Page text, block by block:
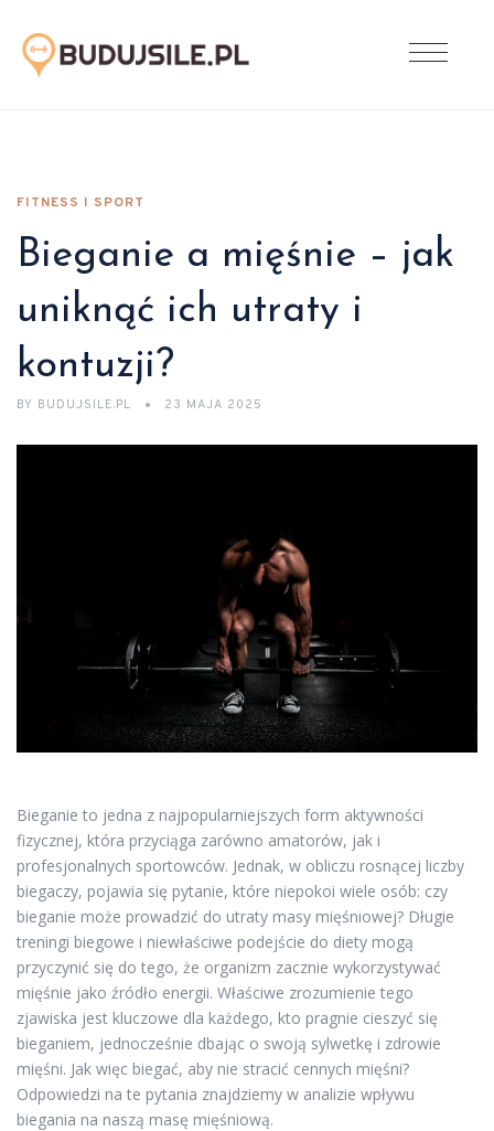
FITNESS I SPORT
Bieganie a mięśnie – jak
uniknąć ich utraty i
kontuzji?
BY BUDUJSILE.PL 23 MAJA 2025
Bieganie to jedna z najpopularniejszych form aktywności
fizycznej, która przyciąga zarówno amatorów, jak i
profesjonalnych sportowców. Jednak, w obliczu rosnącej liczby
biegaczy, pojawia się pytanie, które niepokoi wiele osób: czy
bieganie może prowadzić do utraty masy mięśniowej? Długie
treningi biegowe i niewłaściwe podejście do diety mogą
przyczynić się do tego, że organizm zacznie wykorzystywać
mięśnie jako źródło energii. Właściwe zrozumienie tego
zjawiska jest kluczowe dla każdego, kto pragnie cieszyć się
bieganiem, jednocześnie dbając o swoją sylwetkę i zdrowie
mięśni. Jak więc biegać, aby nie stracić cennych mięśni?
Odpowiedzi na te pytania znajdziemy w analizie wpływu
biegania na naszą masę mięśniową.